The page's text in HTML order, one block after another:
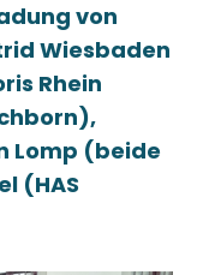
von
Wiesbaden
Rhein
Lomp (beide
(HAS